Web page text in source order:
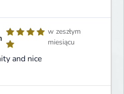
and nice
w zeszłym
miesiącu